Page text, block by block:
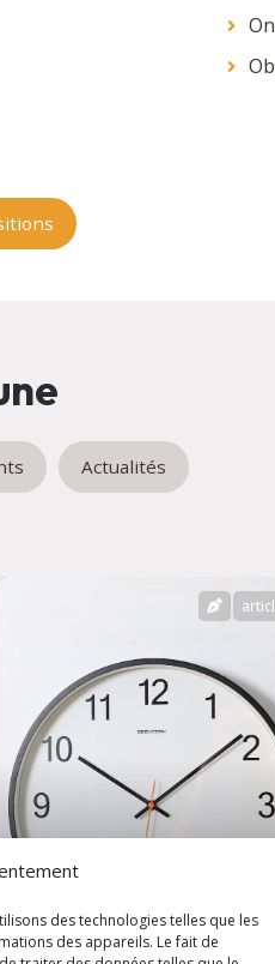
des technologies telles que les
des appareils. Le fait de
Actualités